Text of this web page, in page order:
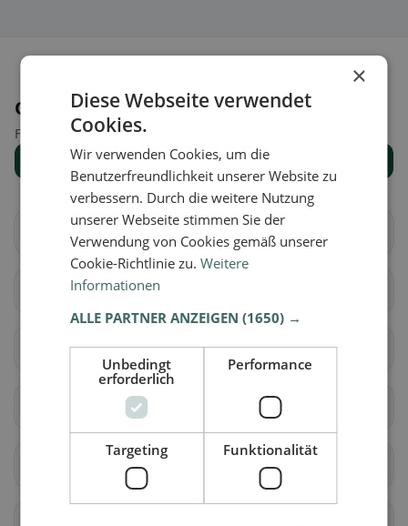
Orte in der Nähe
Finde den passenden Ort für deine Restaurantsuche.
Alle Orte anzeigen
Bargen (BE)
Grossaffoltern
Kappelen Lyss
Radelfingen
Schüpfen
×
Diese Webseite verwendet
Cookies.
Wir verwenden Cookies, um die
Benutzerfreundlichkeit unserer Website zu
verbessern. Durch die weitere Nutzung
unserer Webseite stimmen Sie der
Verwendung von Cookies gemäß unserer
Cookie-Richtlinie zu.Weitere
Informationen
ALLE PARTNER ANZEIGEN(1650) →
Unbedingt
erforderlich
Performance
Targeting Funktionalität